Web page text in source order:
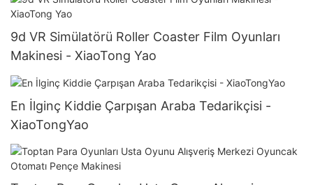
9d VR Simülatörü Roller Coaster Film Oyunları
Makinesi - XiaoTong Yao
En İlginç Kiddie Çarpışan Araba Tedarikçisi -
XiaoTongYao